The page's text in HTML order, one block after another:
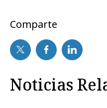
Comparte
Noticias